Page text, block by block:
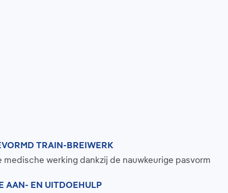
TRAIN-BREIWERK
medische werking dankzij de nauwkeurige pasvorm
AAN- EN UITDOEHULP